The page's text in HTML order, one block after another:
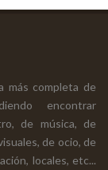
más completa de
encontrar
de música, de
de ocio, de
locales, etc...